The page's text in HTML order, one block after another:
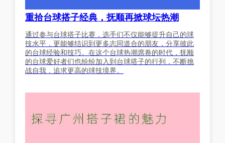
重拾台球搭子经典，抚顺再掀球坛热潮
通过参与台球搭子比赛，选手们不仅能够提升自己的球
技水平，更能够结识到更多志同道合的朋友，分享彼此
的台球经验和技巧。在这个台球热潮席卷的时代，抚顺
的台球爱好者们也纷纷加入到台球搭子的行列，不断挑
战自我，追求更高的球技境界。